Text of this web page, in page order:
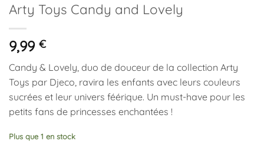
Arty Toys Candy and Lovely
9,99 €
Candy & Lovely, duo de douceur de la collection Arty
Toys par Djeco, ravira les enfants avec leurs couleurs
sucrées et leur univers féérique. Un must-have pour les
petits fans de princesses enchantées !
Plus que 1 en stock